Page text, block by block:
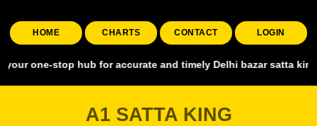
HOME CHARTS CONTACT LOGIN
hub for accurate and timely Delhi bazar satta king,
A1 SATTA KING